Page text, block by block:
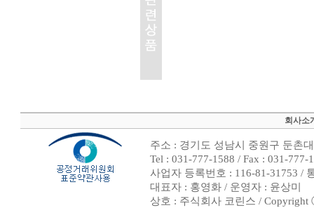
회사소
주소 : 경기도 성남시 중원구 둔촌
Tel : 031-777-1588 / Fax : 031-
사업자 등록번호 : 116-81-31753 /
대표자 : 홍영화 / 운영자 : 윤상미
상호 : 주식회사 코린스 / Copyright